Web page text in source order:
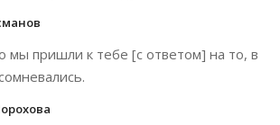
мы пришли к тебе [с ответом] на то, в